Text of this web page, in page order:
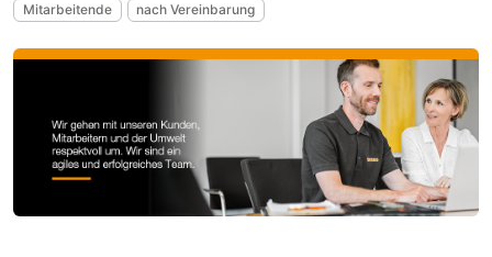
Mitarbeitende nach Vereinbarung